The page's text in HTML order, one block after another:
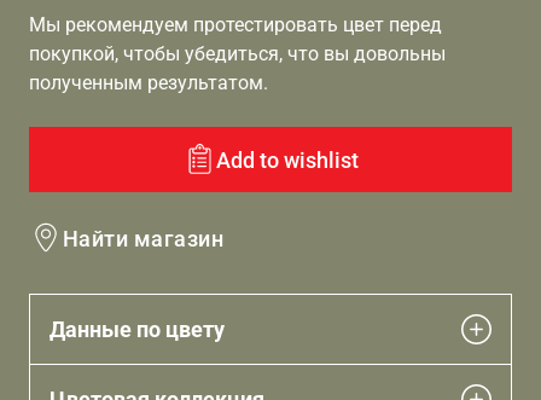
Мы рекомендуем протестировать цвет перед
покупкой, чтобы убедиться, что вы довольны
полученным результатом.
Add to wishlist
Найти магазин
Данные по цвету